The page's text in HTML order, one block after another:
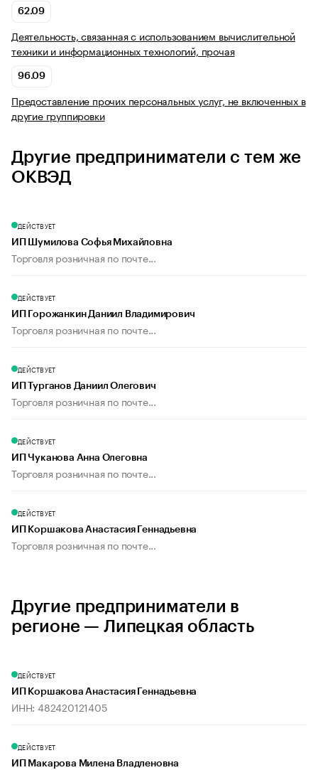
62.09
Деятельность, связанная с использованием вычислительной
техники и информационных технологий, прочая
96.09
Предоставление прочих персональных услуг, не включенных в
другие группировки
Другие предприниматели с тем же
ОКВЭД
ДЕЙСТВУЕТ
ИП Шумилова Софья Михайловна
Торговля розничная по почте...
ДЕЙСТВУЕТ
ИП Горожанкин Даниил Владимирович
Торговля розничная по почте...
ДЕЙСТВУЕТ
ИП Турганов Даниил Олегович
Торговля розничная по почте...
ДЕЙСТВУЕТ
ИП Чуканова Анна Олеговна
Торговля розничная по почте...
ДЕЙСТВУЕТ
ИП Коршакова Анастасия Геннадьевна
Торговля розничная по почте...
Другие предприниматели в
регионе — Липецкая область
ДЕЙСТВУЕТ
ИП Коршакова Анастасия Геннадьевна
ИНН: 482420121405
ДЕЙСТВУЕТ
ИП Макарова Милена Владленовна